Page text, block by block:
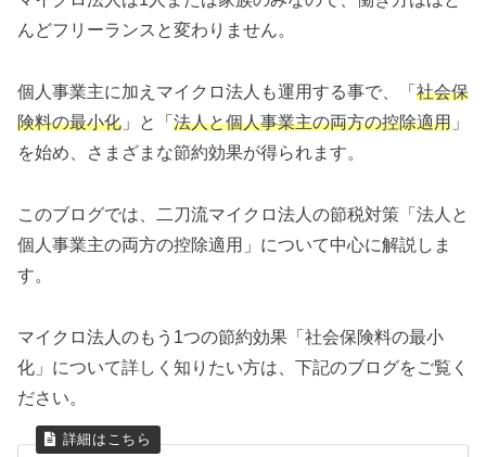
んどフリーランスと変わりません。
個人事業主に加えマイクロ法人も運用する事で、「 社会保
険料の最小化 」と「 法人と個人事業主の両方の控除適用 」
を始め、さまざまな節約効果が得られます。
このブログでは、二刀流マイクロ法人の節税対策「法人と
個人事業主の両方の控除適用」について中心に解説しま
す。
マイクロ法人のもう1つの節約効果「社会保険料の最小
化」について詳しく知りたい方は、下記のブログをご覧く
ださい。